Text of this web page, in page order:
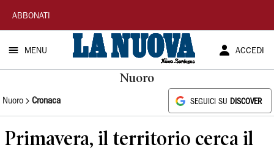
La
Nuova
Sardegna
ABBONATI
MENU ACCEDI
Nuoro
Nuoro Cronaca SEGUICI SU DISCOVER
Primavera, il territorio cerca il